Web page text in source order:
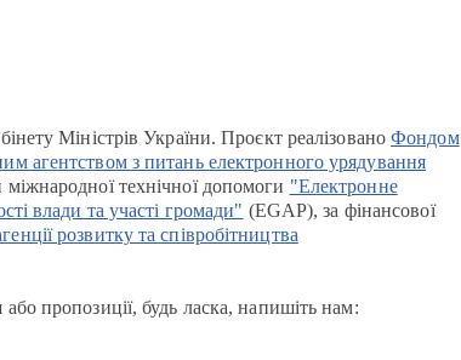
Міністрів України. Проєкт реалізованоФондом
агентством з питань електронного урядування
технічної допомоги "Електронне
влади та участі громади" (EGAP), за фінансової
розвитку та співробітництва
пропозиції, будь ласка, напишіть нам: